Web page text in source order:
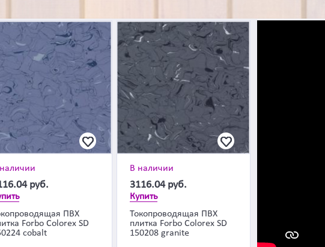
руб.
ПВХ
Forbo Colorex SD
cobalt
В наличии
3116.04 руб.
Купить
Токопроводящая ПВХ
плитка Forbo Colorex SD
150208 granite